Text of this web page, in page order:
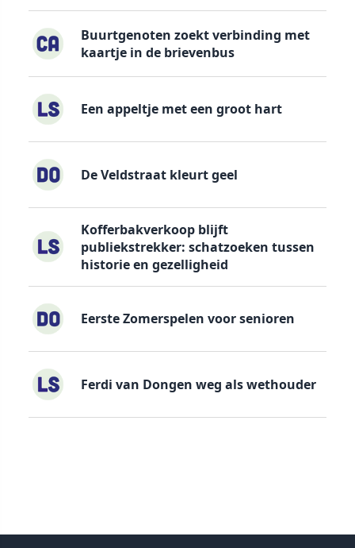
Buurtgenoten zoekt verbinding met
kaartje in de brievenbus
Een appeltje met een groot hart
De Veldstraat kleurt geel
Kofferbakverkoop blijft
publiekstrekker: schatzoeken tussen
historie en gezelligheid
Eerste Zomerspelen voor senioren
Ferdi van Dongen weg als wethouder